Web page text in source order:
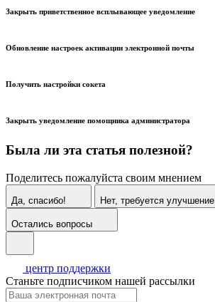
Закрыть приветственное всплывающее уведомление
Обновление настроек активации электронной почты
Получить настройки сокета
Закрыть уведомление помощника администратора
Была ли эта статья полезной?
Поделитесь пожалуйста своим мнением
Да, спасибо! Нет, требуется улучшение
Остались вопросы
центр поддержки
Станьте подписчиком нашей рассылки